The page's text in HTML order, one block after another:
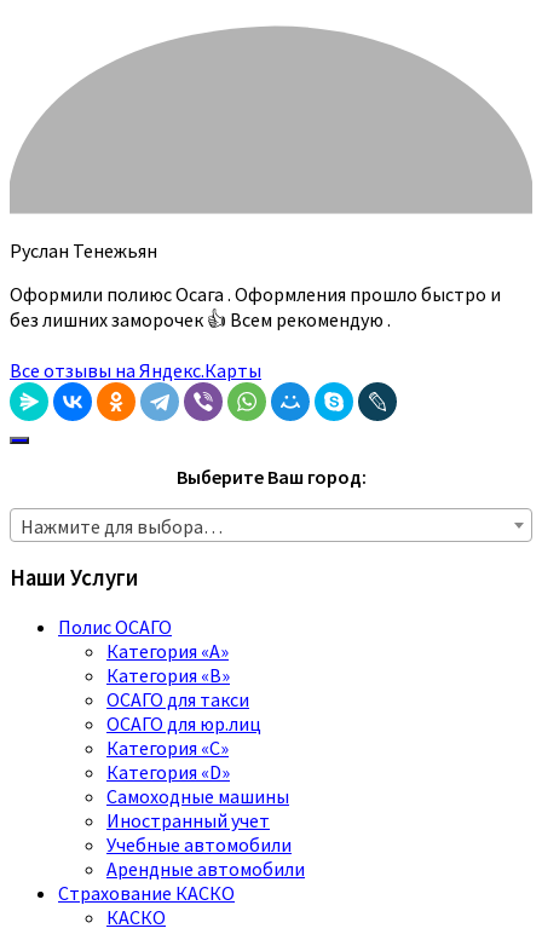
Руслан Тенежьян
Оформили полиюс Осага . Оформления прошло быстро и
без лишних заморочек 👍 Всем рекомендую .
Все отзывы на Яндекс.Карты
Выберите Ваш город:
Нажмите для выбора…
Наши Услуги
Полис ОСАГО
Категория «A»
Категория «B»
ОСАГО для такси
ОСАГО для юр.лиц
Категория «C»
Категория «D»
Самоходные машины
Иностранный учет
Учебные автомобили
Арендные автомобили
Страхование КАСКО
КАСКО